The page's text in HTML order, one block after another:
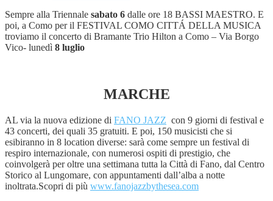
Sempre alla Triennale sabato 6 dalle ore 18 BASSI MAESTRO. E
poi, a Como per il FESTIVAL COMO CITTÁ DELLA MUSICA
troviamo il concerto di Bramante Trio Hilton a Como – Via Borgo
Vico- lunedì 8 luglio
MARCHE
AL via la nuova edizione di FANO JAZZ con 9 giorni di festival e
43 concerti, dei quali 35 gratuiti. E poi, 150 musicisti che si
esibiranno in 8 location diverse: sarà come sempre un festival di
respiro internazionale, con numerosi ospiti di prestigio, che
coinvolgerà per oltre una settimana tutta la Città di Fano, dal Centro
Storico al Lungomare, con appuntamenti dall’alba a notte
inoltrata.Scopri di più www.fanojazzbythesea.com